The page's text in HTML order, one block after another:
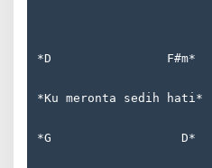
*D                F#m*
*Ku meronta sedih hati*
*G                  D*